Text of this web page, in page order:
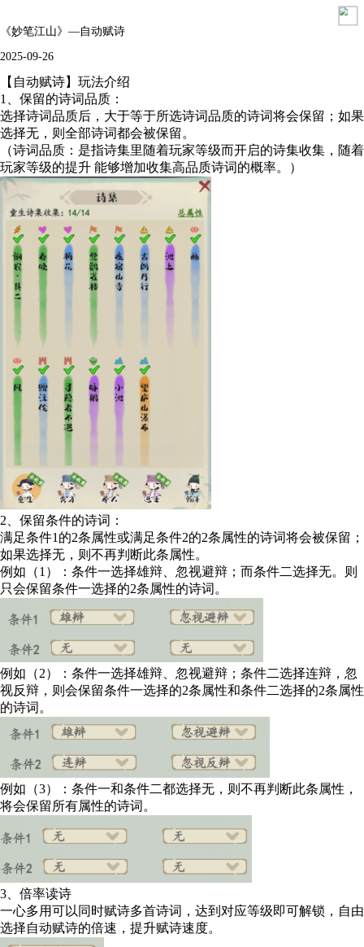
《妙笔江山》—自动赋诗
2025-09-26
【自动赋诗】玩法介绍
1、保留的诗词品质：
选择诗词品质后，大于等于所选诗词品质的诗词将会保留；如果
选择无，则全部诗词都会被保留。
（诗词品质：是指诗集里随着玩家等级而开启的诗集收集，随着
玩家等级的提升 能够增加收集高品质诗词的概率。）
2、保留条件的诗词：
满足条件1的2条属性或满足条件2的2条属性的诗词将会被保留；
如果选择无，则不再判断此条属性。
例如（1）：条件一选择雄辩、忽视避辩；而条件二选择无。则
只会保留条件一选择的2条属性的诗词。
例如（2）：条件一选择雄辩、忽视避辩；条件二选择连辩，忽
视反辩，则会保留条件一选择的2条属性和条件二选择的2条属性
的诗词。
例如（3）：条件一和条件二都选择无，则不再判断此条属性，
将会保留所有属性的诗词。
3、倍率读诗
一心多用可以同时赋诗多首诗词，达到对应等级即可解锁，自由
选择自动赋诗的倍速，提升赋诗速度。